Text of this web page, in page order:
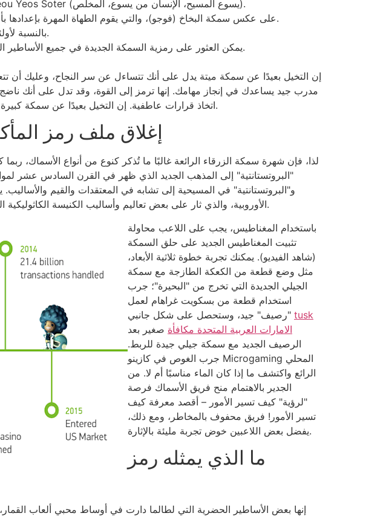
قام المسيحيون الجدد بتطبيقها كرمز رئيسي؛ ichthys mode Iesous Christos Theou Yeos Soter (يسوع المسيح، الإنسان من يسوع، المخلص).
على عكس سمكة البخاخ (فوجو)، والتي يقوم الطهاة المهرة بإعدادها بأمان، لا يوجد علاج معروف على الإطلاق لإزالة الأدوية السامة من سمكة ساليما بوري.
بالنسبة لأولئك الذين يتخيلون الأسماك، فإن ذلك ينبئ باستيقاظ جاد مبكراً في وقت عصيب ممتاز.
يمكن العثور على رمزية السمكة الجديدة في جميع الأساطير السلتية، وستكون مرتبطًا بالفعل بالتعليم الباطني والقدرة على التنبؤ بالمستقبل الجديد.
إن التخيل بعيدًا عن سمكة ميتة يدل على أنك تتساءل عن سر النجاح، وعليك أن
مدرب جيد يساعدك في إنجاز مهامك. إنها ترمز إلى القوة، وقد تدل على أنك
اتخاذ قرارات عاطفية. إن التخيل بعيدًا عن سمكة كبيرة يدل على أنك تخضع لاختبار لمعرفة مدى استقرارك العاطفي بعيدًا عن السلبية المحيطة بك.
إغلاق ملف رمز
لذا، فإن شهرة سمكة الزرقاء الرائعة غالبًا ما تُذكر كنوع من أنواع الأسماك،
"البروتستانتية" إلى المذهب الجديد الذي ظهر في القرن السادس عشر
و"البروتستانتية" في المسيحية إلى تشابه في المعتقدات والقيم
الأوروبية، والذي ثار على بعض تعاليم وأساليب الكنيسة الكاثوليكية الرومانية. يعلم معظم الناس أن مصطلحي "البروتستانتية" و"المعمدانية" مرتبطان بالمسيحية.
باستخدام المغناطيس، يجب على اللاعب محاولة
تثبيت المغناطيس الجديد على حلق السمكة
(شاهد الفيديو). يمكنك تجربة خطوة ثلاثية الأبعاد،
مثل وضع قطعة من الكعكة الطازجة مع سمكة
الجيلي الجديدة التي تخرج من "البحيرة"؛ جرب
استخدام قطعة من بسكويت غراهام لعمل
tusk
الامارات العربية المتحدة مكافأة صغير بعد
الرصيف الجديد مع سمكة جيلي جيدة للربط.
جرب الغوص في كازينو Microgaming المحلي
الرائع واكتشف ما إذا كان الماء مناسبًا أم لا. من
الجدير بالاهتمام منح فريق الأسماك فرصة
"لرؤية" كيف تسير الأمور – أقصد معرفة كيف
تسير الأمور! فريق محفوف بالمخاطر، ومع ذلك،
يفضل بعض اللاعبين خوض تجربة مليئة بالإثارة.
ما الذي يمثله رمز